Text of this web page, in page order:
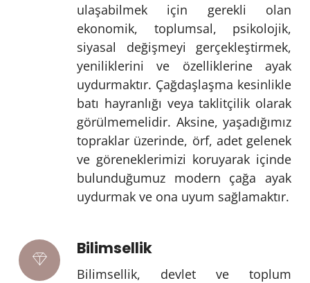
ulaşabilmek için gerekli olan
ekonomik, toplumsal, psikolojik,
siyasal değişmeyi gerçekleştirmek,
yeniliklerini ve özelliklerine ayak
uydurmaktır. Çağdaşlaşma kesinlikle
batı hayranlığı veya taklitçilik olarak
görülmemelidir. Aksine, yaşadığımız
topraklar üzerinde, örf, adet gelenek
ve göreneklerimizi koruyarak içinde
bulunduğumuz modern çağa ayak
uydurmak ve ona uyum sağlamaktır.
Bilimsellik
Bilimsellik, devlet ve toplum